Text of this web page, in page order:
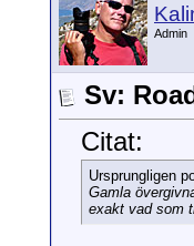
Catlady
Sv:
Admin
Sv:
Citat:
Ursprungligen
Gamla
exakt vad som